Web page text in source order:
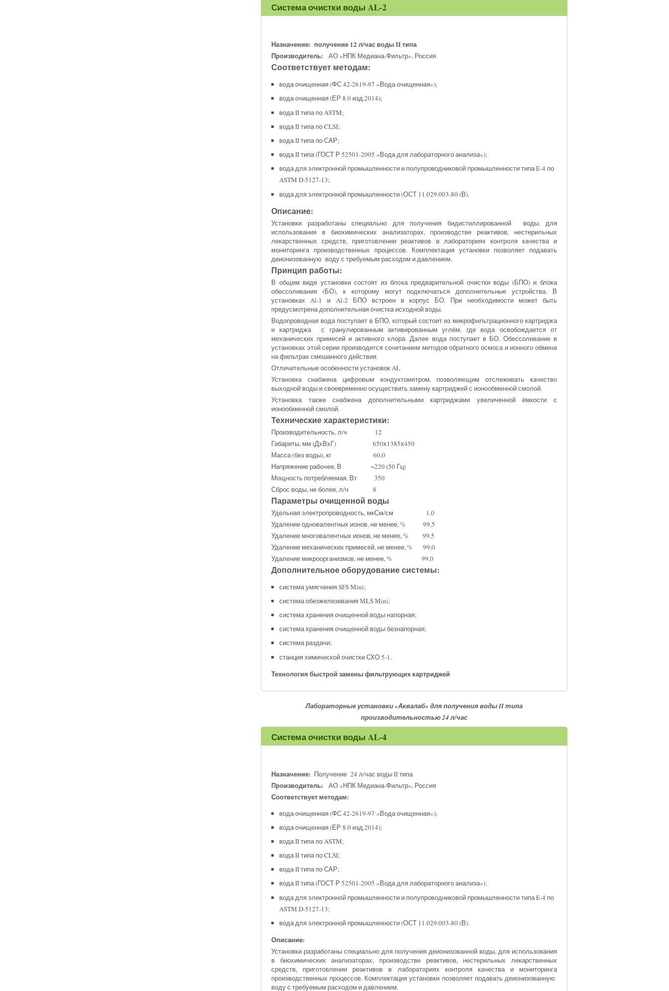
Система очистки воды AL-2
Назначение: получение 12 л/час водыIIтипа
Производитель: АО «НПК Медиана-Фильтр», Россия
Соответствует методам:
вода очищенная (ФС 42-2619-97 «Вода очищенная»);
вода очищенная (ЕР 8.0 изд.2014);
вода II типа по ASTM;
вода II типа по CLSI;
вода II типа по САР;
вода II типа (ГОСТ Р 52501-2005 «Вода для лабораторного анализа»);
вода для электронной промышленности и полупроводниковой промышленности типа E-4 по
ASTM D-5127-13;
вода для электронной промышленности (ОСТ 11.029.003-80 (В).
Описание:
Установки разработаны специально для получения бидистиллированной воды, для
использования в биохимических анализаторах, производстве реактивов, нестерильных
лекарственных средств, приготовлении реактивов в лабораториях контроля качества и
мониторинга производственных процессов. Комплектация установки позволяет подавать
деионизованную воду с требуемым расходом и давлением.
Принцип работы:
В общем виде установки состоят из блока предварительной очистки воды (БПО) и блока
обессоливания (БО), к которому могут подключаться дополнительные устройства. В
установках Al-1 и Al-2 БПО встроен в корпус БО. При необходимости может быть
предусмотрена дополнительная очистка исходной воды.
Водопроводная вода поступает в БПО, который состоит из микрофильтрационного картриджа
и картриджа с гранулированным активированным углём, где вода освобождается от
механических примесей и активного хлора. Далее вода поступает в БО. Обессоливание в
установках этой серии производится сочетанием методов обратного осмоса и ионного обмена
на фильтрах смешанного действия.
Отличительные особенности установок AL
Установка снабжена цифровым кондуктометром, позволяющим отслеживать качество
выходной воды и своевременно осуществить замену картриджей с ионообменной смолой.
Установка также снабжена дополнительными картриджами увеличенной ёмкости с
ионообменной смолой.
Технические характеристики:
Производительность, л/ч 12
Габариты, мм (ДхВхГ) 650х1385х450
Масса (без воды), кг 60,0
Напряжение рабочее, В ~220 (50 Гц)
Мощность потребляемая, Вт 350
Сброс воды, не более, л/ч 8
Параметры очищенной воды
Удельная электропроводность, мкСм/см 1,0
Удаление одновалентных ионов, не менее, % 99,5
Удаление многовалентных ионов, не менее, % 99,5
Удаление механических примесей, не менее, % 99,0
Удаление микроорганизмов, не менее, % 99,0
Дополнительное оборудование системы:
система умягчения SFS Mini;
система обезжелезивания MLS Mini;
система хранения очищенной воды напорная;
система хранения очищенной воды безнапорная;
система раздачи;
станция химической очистки СХО 5-1.
Технология быстрой замены фильтрующих картриджей
Лабораторные установки «Аквалаб» для получения водыIIтипа
производительностью 24 л/час
Система очистки воды AL-4
Назначение: Получение 24 л/час воды II типа
Производитель: АО «НПК Медиана-Фильтр», Россия
Соответствует методам:
вода очищенная (ФС 42-2619-97 «Вода очищенная»);
вода очищенная (ЕР 8.0 изд.2014);
вода II типа по ASTM;
вода II типа по CLSI;
вода II типа по САР;
вода II типа (ГОСТ Р 52501-2005 «Вода для лабораторного анализа»);
вода для электронной промышленности и полупроводниковой промышленности типа E-4 по
ASTM D-5127-13;
вода для электронной промышленности (ОСТ 11.029.003-80 (В).
Описание:
Установки разработаны специально для получения деионизованной воды, для использования
в биохимических анализаторах, производстве реактивов, нестерильных лекарственных
средств, приготовлении реактивов в лабораториях контроля качества и мониторинга
производственных процессов. Комплектация установки позволяет подавать деионизованную
воду с требуемым расходом и давлением.